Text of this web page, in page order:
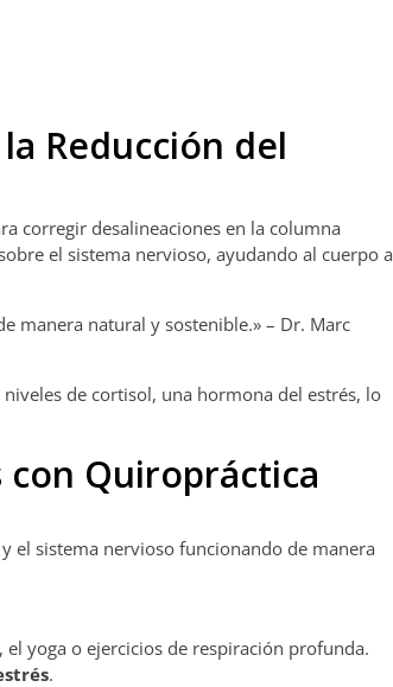
Reducción del
corregir desalineaciones en la columna
el sistema nervioso, ayudando al cuerpo a
manera natural y sostenible.» – Dr. Marc
de cortisol, una hormona del estrés, lo
con Quiropráctica
el sistema nervioso funcionando de manera
yoga o ejercicios de respiración profunda.
.